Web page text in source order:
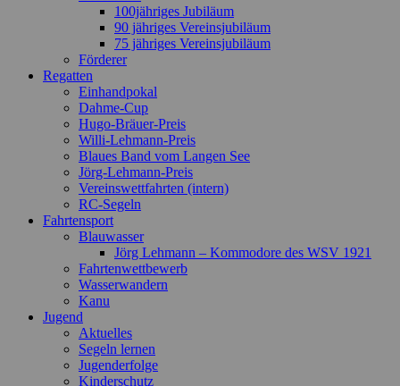
100jähriges Jubiläum
90 jähriges Vereinsjubiläum
75 jähriges Vereinsjubiläum
Förderer
Regatten
Einhandpokal
Dahme-Cup
Hugo-Bräuer-Preis
Willi-Lehmann-Preis
Blaues Band vom Langen See
Jörg-Lehmann-Preis
Vereinswettfahrten (intern)
RC-Segeln
Fahrtensport
Blauwasser
Jörg Lehmann – Kommodore des WSV 1921
Fahrtenwettbewerb
Wasserwandern
Kanu
Jugend
Aktuelles
Segeln lernen
Jugenderfolge
Kinderschutz